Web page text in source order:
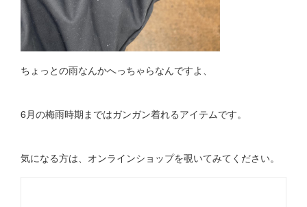
ちょっとの雨なんかへっちゃらなんですよ、
6月の梅雨時期まではガンガン着れるアイテムです。
気になる方は、オンラインショップを覗いてみてください。